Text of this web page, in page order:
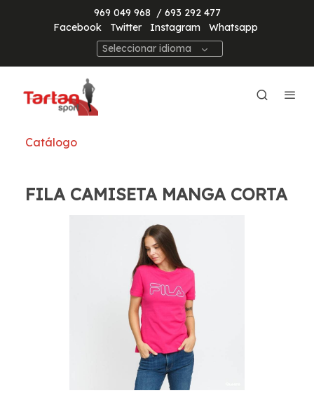
969 049 968 / 693 292 477
Facebook
Twitter Instagram
Whatsapp
Seleccionar idioma
Catálogo
FILA CAMISETA MANGA CORTA